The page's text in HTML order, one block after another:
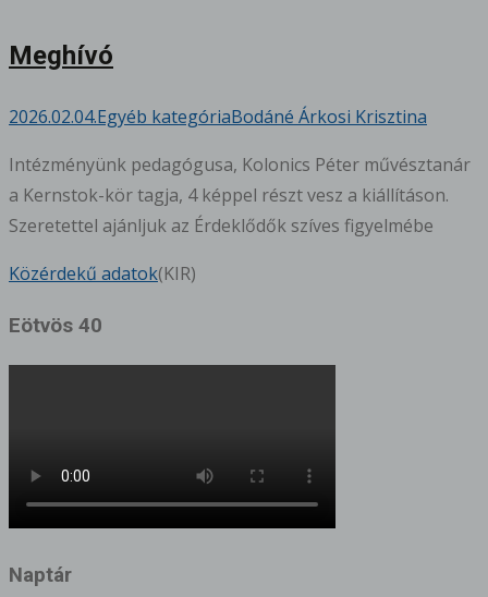
Meghívó
2026.02.04.Egyéb kategóriaBodáné Árkosi Krisztina
Intézményünk pedagógusa, Kolonics Péter művésztanár
a Kernstok-kör tagja, 4 képpel részt vesz a kiállításon.
Szeretettel ajánljuk az Érdeklődők szíves figyelmébe
Közérdekű adatok(KIR)
Eötvös 40
Naptár